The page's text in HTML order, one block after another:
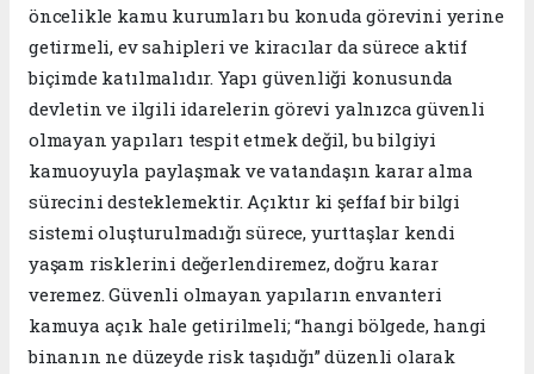
öncelikle kamu kurumları bu konuda görevini yerine
getirmeli, ev sahipleri ve kiracılar da sürece aktif
biçimde katılmalıdır. Yapı güvenliği konusunda
devletin ve ilgili idarelerin görevi yalnızca güvenli
olmayan yapıları tespit etmek değil, bu bilgiyi
kamuoyuyla paylaşmak ve vatandaşın karar alma
sürecini desteklemektir. Açıktır ki şeffaf bir bilgi
sistemi oluşturulmadığı sürece, yurttaşlar kendi
yaşam risklerini değerlendiremez, doğru karar
veremez. Güvenli olmayan yapıların envanteri
kamuya açık hale getirilmeli; “hangi bölgede, hangi
binanın ne düzeyde risk taşıdığı” düzenli olarak